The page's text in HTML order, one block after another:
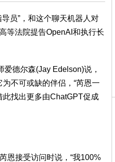
员”，和这个聊天机器人对
等法院提告OpenAI和执行长
德尔森(Jay Edelson)说，
不可或缺的伴侣，“芮恩一
找出更多由ChatGPT促成
接受访问时说，“我100%